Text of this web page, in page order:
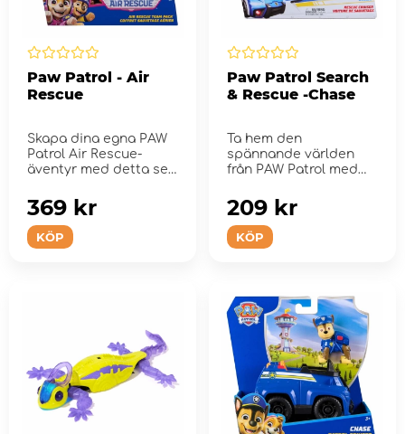
Paw Patrol - Air
Rescue
Skapa dina egna PAW
Patrol Air Rescue-
äventyr med detta set
KÖP
369 kr
Paw Patrol Search
& Rescue -Chase
Ta hem den
spännande världen
från PAW Patrol med
KÖP
209 kr